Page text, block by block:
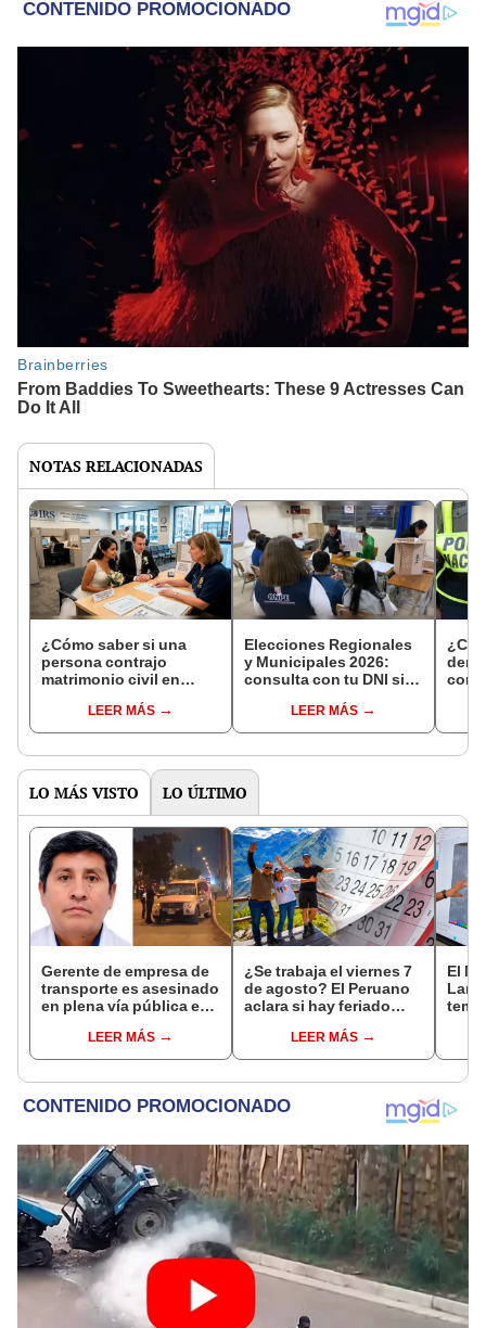
NOTAS RELACIONADAS
¿Cómo saber si una
persona contrajo
matrimonio civil en
LEER MÁS
Elecciones Regionales
y Municipales 2026:
consulta con tu DNI si
de mesa para este 4 de
octubre en el link oficial
LEER MÁS
con
LO MÁS VISTO LO ÚLTIMO
Gerente de empresa de
transporte es asesinado
en plena vía pública en
sobrevivió al ataque
LEER MÁS
¿Se trabaja el viernes 7
de agosto? El Peruano
aclara si hay feriado
del 6 de agosto
LEER MÁS
El
palta